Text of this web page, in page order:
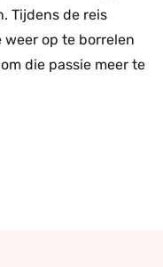
Tijdens de reis
weer op te borrelen
die passie meer te